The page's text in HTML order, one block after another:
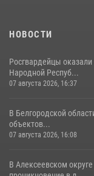
НОВОСТИ
Росгвардейцы
Народной Респуб...
07 августа 2026, 16:37
В Белгородской
объектов...
07 августа 2026, 16:08
В Алексеевском